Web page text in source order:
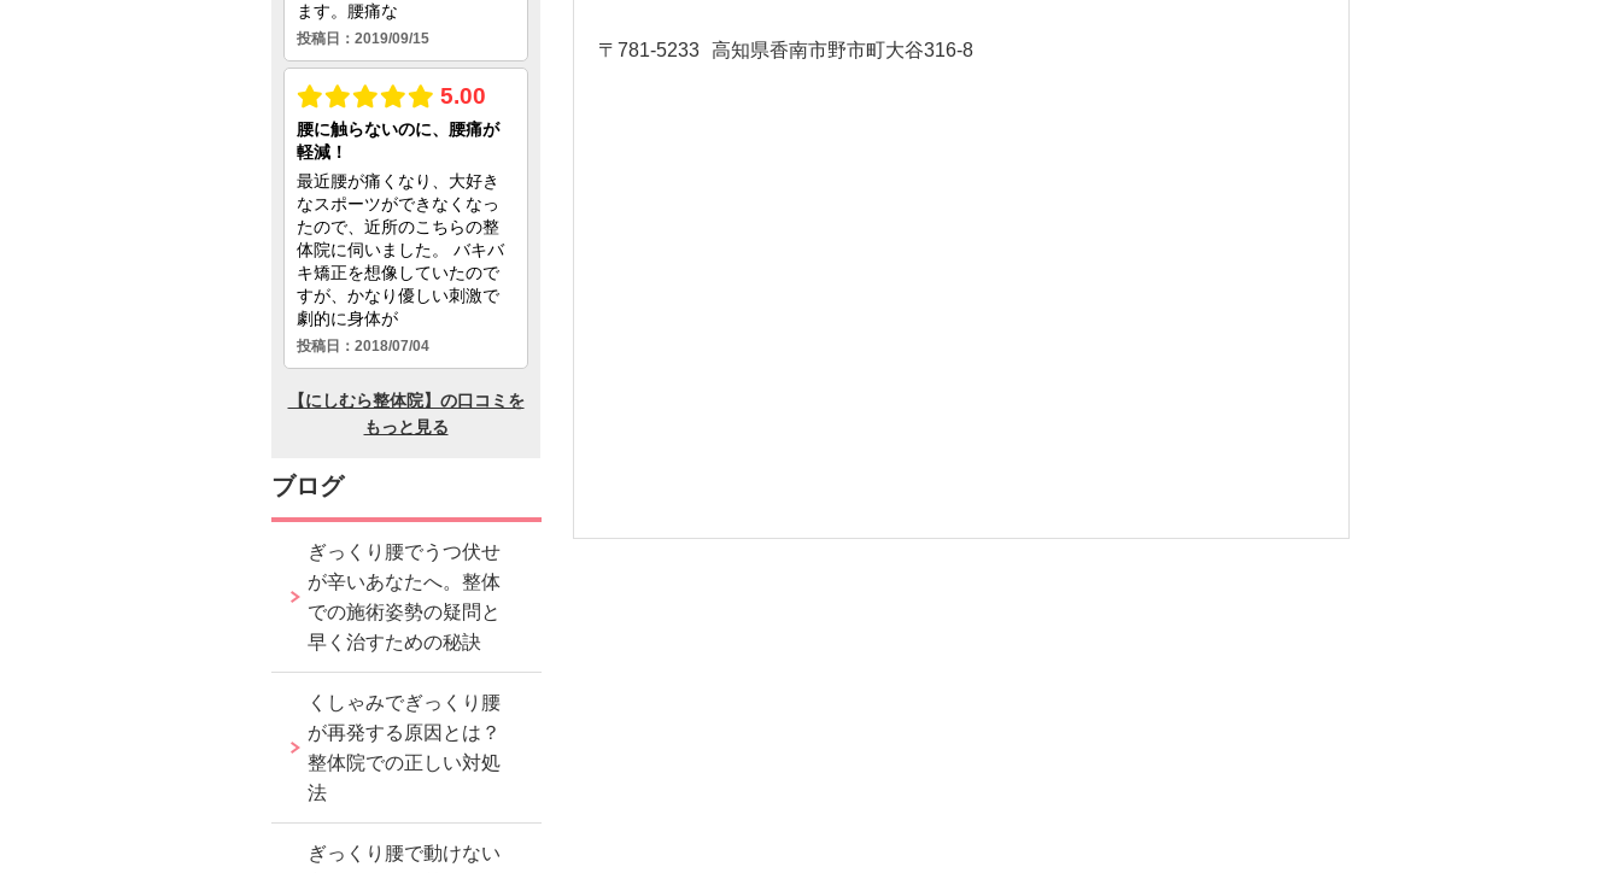
〒781-5233 高知県香南市野市町大谷316-8
ブログ
ぎっくり腰でうつ伏せ
が辛いあなたへ。整体
での施術姿勢の疑問と
早く治すための秘訣
くしゃみでぎっくり腰
が再発する原因とは？
整体院での正しい対処
法
ぎっくり腰で動けない